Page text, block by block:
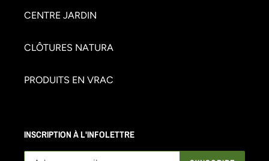
CENTRE JARDIN
CLÔTURES NATURA
PRODUITS EN VRAC
INSCRIPTION À L'INFOLETTRE